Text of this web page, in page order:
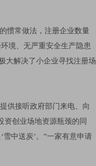
惯常做法，注册企业数量
境、无严重安全生产隐患
大解决了小企业寻找注册场
供接听政府部门来电、向
资创业场地资源瓶颈的同
中送炭’。”一家有意申请